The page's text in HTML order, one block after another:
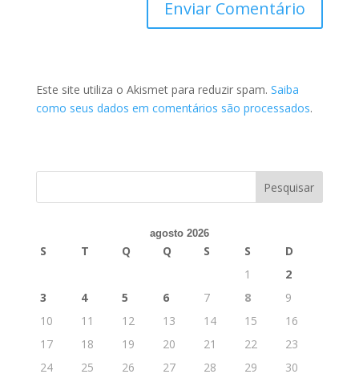
Este site utiliza o Akismet para reduzir spam. Saiba
como seus dados em comentários são processados.
agosto 2026
S T Q Q S S
D
1
2
3
4 5 6 7 8
9
10
11 12 13 14 15
16
17
18 19 20 21 22
23
24
25 26 27 28 29
30